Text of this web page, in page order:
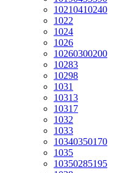
10210410240
1022
1024
1026
10260300200
10283
10298
1031
10313
10317
1032
1033
10340350170
1035
10350285195